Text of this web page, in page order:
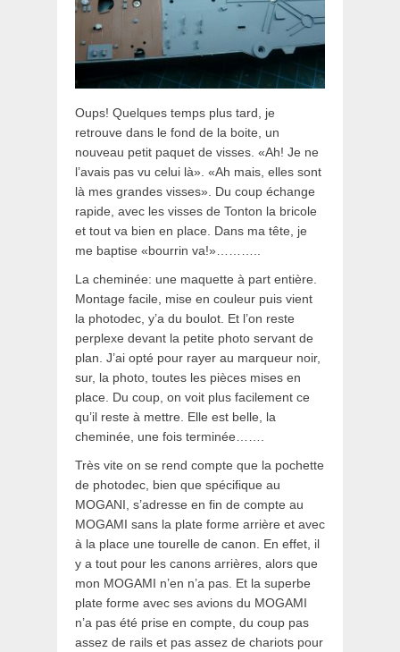
Oups! Quelques temps plus tard, je
retrouve dans le fond de la boite, un
nouveau petit paquet de visses. «Ah! Je ne
l’avais pas vu celui là». «Ah mais, elles sont
là mes grandes visses». Du coup échange
rapide, avec les visses de Tonton la bricole
et tout va bien en place. Dans ma tête, je
me baptise «bourrin va!»………..
La cheminée: une maquette à part entière.
Montage facile, mise en couleur puis vient
la photodec, y’a du boulot. Et l’on reste
perplexe devant la petite photo servant de
plan. J’ai opté pour rayer au marqueur noir,
sur, la photo, toutes les pièces mises en
place. Du coup, on voit plus facilement ce
qu’il reste à mettre. Elle est belle, la
cheminée, une fois terminée…….
Très vite on se rend compte que la pochette
de photodec, bien que spécifique au
MOGANI, s’adresse en fin de compte au
MOGAMI sans la plate forme arrière et avec
à la place une tourelle de canon. En effet, il
y a tout pour les canons arrières, alors que
mon MOGAMI n’en n’a pas. Et la superbe
plate forme avec ses avions du MOGAMI
n’a pas été prise en compte, du coup pas
assez de rails et pas assez de chariots pour